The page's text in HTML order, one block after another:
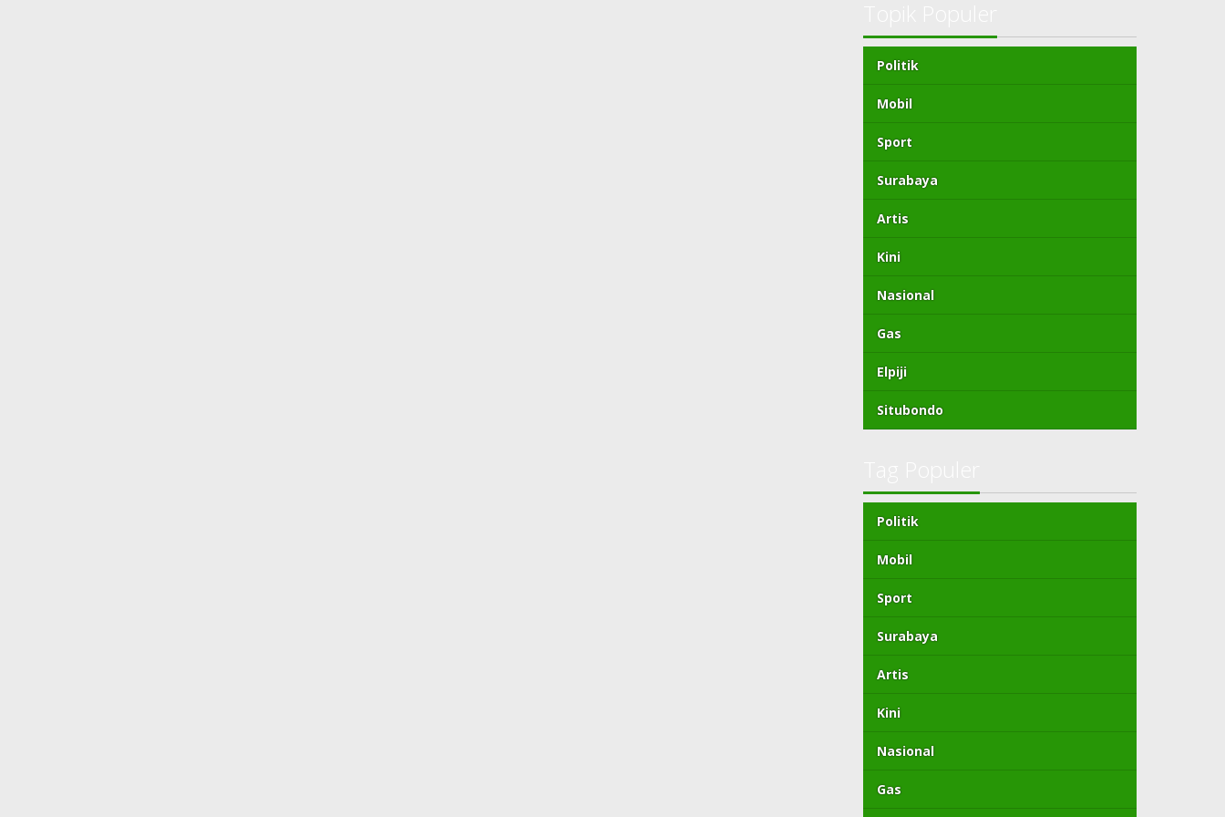
Politik
Mobil
Sport
Surabaya
Artis
Kini
Nasional
Gas
Elpiji
Situbondo
Politik
Mobil
Sport
Surabaya
Artis
Kini
Nasional
Gas